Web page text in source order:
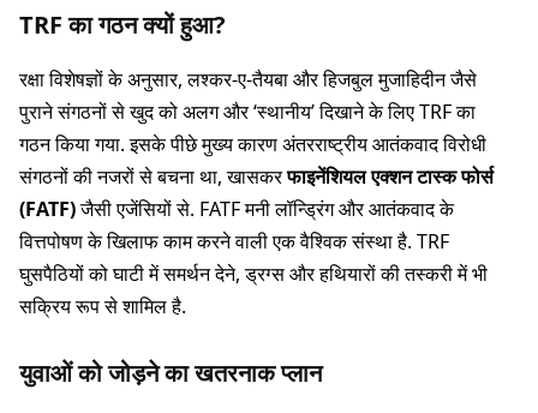
TRF का गठन क्यों हुआ?
रक्षा विशेषज्ञों के अनुसार, लश्कर-ए-तैयबा और हिजबुल मुजाहिदीन जैसे
पुराने संगठनों से खुद को अलग और ‘स्थानीय’ दिखाने के लिए TRF का
गठन किया गया. इसके पीछे मुख्य कारण अंतरराष्ट्रीय आतंकवाद विरोधी
संगठनों की नजरों से बचना था, खासकरफाइनेंशियल एक्शन टास्क फोर्स
(FATF)जैसी एजेंसियों से. FATF मनी लॉन्ड्रिंग और आतंकवाद के
वित्तपोषण के खिलाफ काम करने वाली एक वैश्विक संस्था है. TRF
घुसपैठियों को घाटी में समर्थन देने, ड्रग्स और हथियारों की तस्करी में भी
सक्रिय रूप से शामिल है.
युवाओं को जोड़ने का खतरनाक प्लान